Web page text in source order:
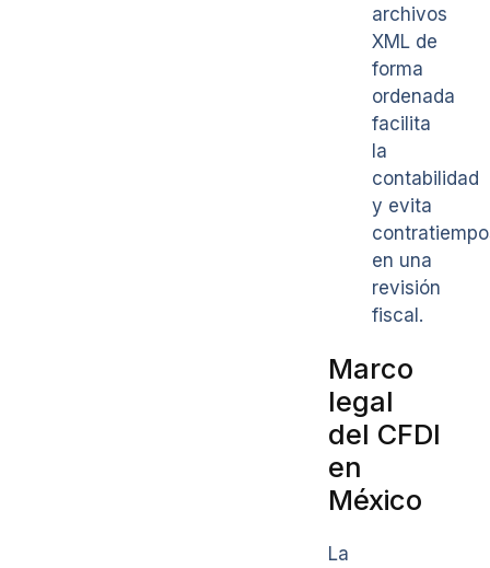
archivos
XML de
forma
ordenada
facilita
la
contabilidad
y evita
en una
revisión
fiscal.
Marco
legal
del CFDI
en
México
La